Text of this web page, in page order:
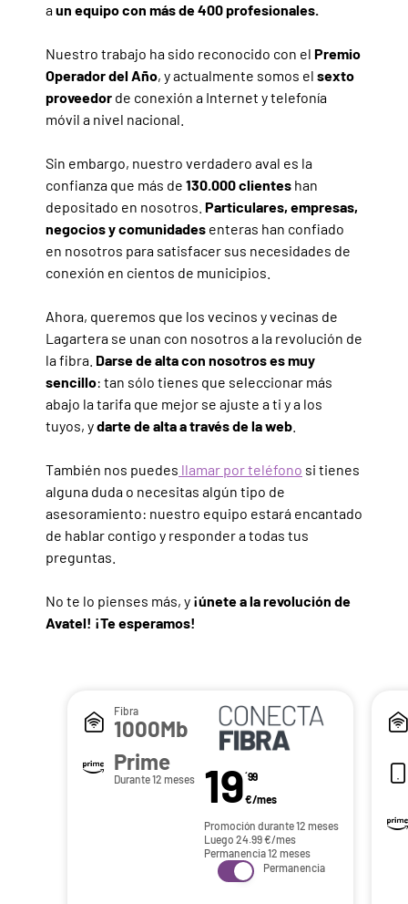
aun equipo con más de 400 profesionales.
Nuestro trabajo ha sido reconocido con el Premio
Operador del Año, y actualmente somos el sexto
proveedor de conexión a Internet y telefonía
móvil a nivel nacional.
Sin embargo, nuestro verdadero aval es la
confianza que más de 130.000 clientes han
depositado en nosotros. Particulares, empresas,
negocios y comunidades enteras han confiado
en nosotros para satisfacer sus necesidades de
conexión en cientos de municipios.
Ahora, queremos que los vecinos y vecinas de
Lagartera se unan con nosotros a la revolución de
la fibra. Darse de alta con nosotros es muy
sencillo: tan sólo tienes que seleccionar más
abajo la tarifa que mejor se ajuste a ti y a los
tuyos, ydarte de alta a través de la web
También nos puedes llamar por teléfono si tienes
alguna duda o necesitas algún tipo de
asesoramiento: nuestro equipo estará encantado
de hablar contigo y responder a todas tus
preguntas.
No te lo pienses más, y ¡únete a la revolución de
Avatel! ¡Te esperamos!
Fibra
1000Mb
Prime
Durante 12 meses 19´99
€/mes
Promoción durante 12 meses
Luego 24.99€/mes
Permanencia 12 meses
Permanencia